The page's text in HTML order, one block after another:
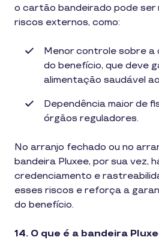
o cartão bandeirado pode ser
riscos externos, como:
Menor controle sobre a
do benefício, que deve
alimentação saudável
Dependência maior de
órgãos reguladores.
No arranjo fechado ou no
bandeira Pluxee, por sua vez,
credenciamento e
esses riscos e reforça a
do benefício.
14. O que é a bandeira